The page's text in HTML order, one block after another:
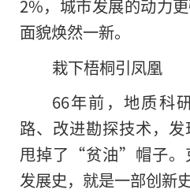
2%，城市发展的动力
面貌焕然一新。
栽下梧桐引凤凰
66年前，地质科
路、改进勘探技术，发
甩掉了“贫油”帽子。
发展史，就是一部创新史